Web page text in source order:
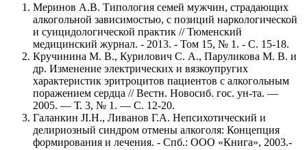
Меринов А.В. Типология семей мужчин, страдающих
алкогольной зависимостью, с позиций наркологической
и суицидологической практик // Тюменский
медицинский журнал. - 2013. - Том 15, № 1. - С. 15-18.
Кручинина М. В., Курилович С. А., Паруликова М. В. и
др. Изменение электрических и вязкоупругих
характеристик эритроцитов пациентов с алкогольным
поражением сердца // Вестн. Новосиб. гос. ун-та. —
2005. — Т. 3, № 1. — С. 12-20.
Галанкин JI.H., Ливанов Г.А. Непсихотический и
делириозный синдром отмены алкоголя: Концепция
формирования и лечения. - Спб.: ООО «Книга», 2003.-